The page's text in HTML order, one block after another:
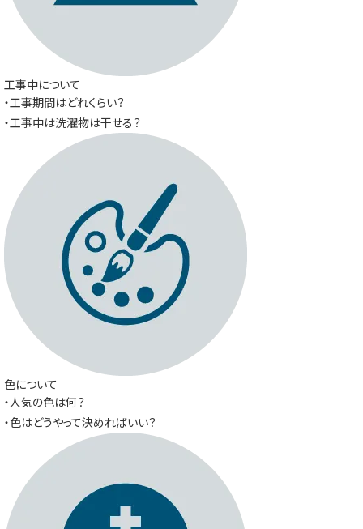
工事中について
・工事期間はどれくらい？
・工事中は洗濯物は干せる？
色について
・人気の色は何？
・色はどうやって決めればいい？